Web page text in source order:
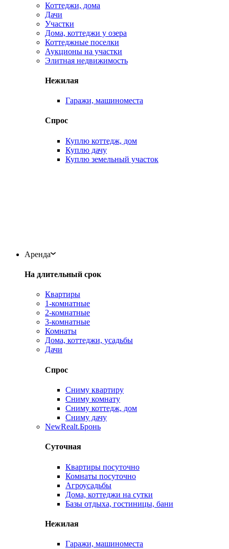
Коттеджи, дома
Дачи
Участки
Дома, коттеджи у озера
Коттеджные поселки
Аукционы на участки
Элитная недвижимость
Нежилая
Гаражи, машиноместа
Спрос
Куплю коттедж, дом
Куплю дачу
Куплю земельный участок
Аренда
На длительный срок
Квартиры
1-комнатные
2-комнатные
3-комнатные
Комнаты
Дома, коттеджи, усадьбы
Дачи
Спрос
Сниму квартиру
Сниму комнату
Сниму коттедж, дом
Сниму дачу
NewRealt.Бронь
Суточная
Квартиры посуточно
Комнаты посуточно
Агроусадьбы
Дома, коттеджи на сутки
Базы отдыха, гостиницы, бани
Нежилая
Гаражи, машиноместа